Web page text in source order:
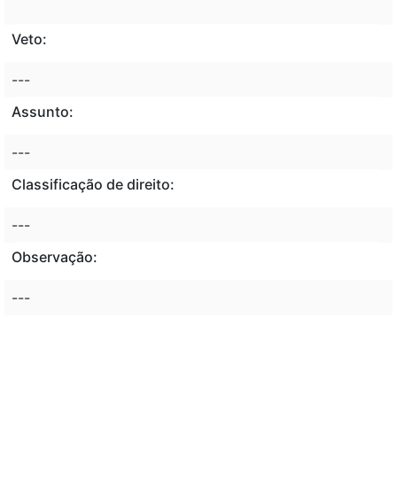
Veto:
---
Assunto:
---
Classificação de direito:
---
Observação:
---